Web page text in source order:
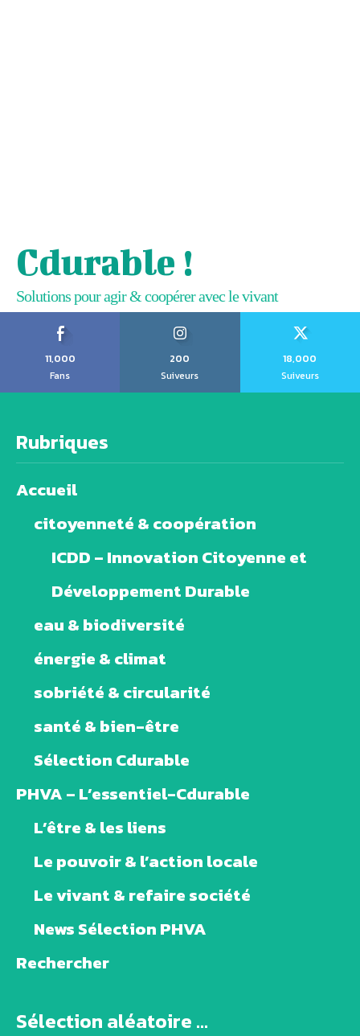
Cdurable !
Solutions pour agir & coopérer avec le vivant
11,000
Fans
200
Suiveurs
18,000
Suiveurs
Rubriques
Accueil
citoyenneté & coopération
ICDD – Innovation Citoyenne et
Développement Durable
eau & biodiversité
énergie & climat
sobriété & circularité
santé & bien-être
Sélection Cdurable
PHVA – L’essentiel-Cdurable
L’être & les liens
Le pouvoir & l’action locale
Le vivant & refaire société
News Sélection PHVA
Rechercher
Sélection aléatoire ...